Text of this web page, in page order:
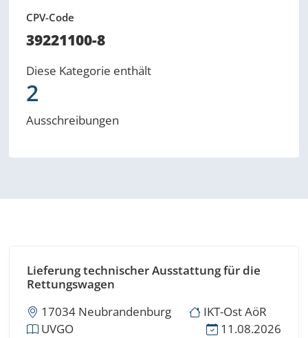
CPV-Code
39221100-8
Diese Kategorie enthält
2
Ausschreibungen
Lieferung technischer Ausstattung für die
Rettungswagen
17034 Neubrandenburg
IKT-Ost AöR
UVGO
11.08.2026